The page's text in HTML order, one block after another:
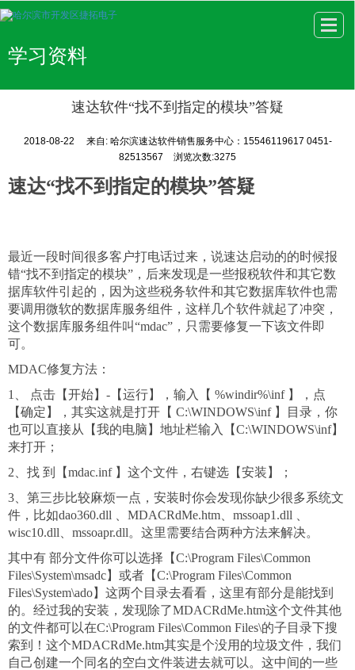
很遗憾，因您的浏览器版本过低导致无法获得最佳浏览体验，推荐下载安装谷歌浏览器！
学习资料
速达软件“找不到指定的模块”答疑
2018-08-22 来自: 哈尔滨速达软件销售服务中心：15546119617 0451-
82513567
浏览次数:3275
速达“找不到指定的模块”答疑
最近一段时间很多客户打电话过来，说速达启动的的时候报
错“找不到指定的模块”，后来发现是一些报税软件和其它数
据库软件引起的，因为这些税务软件和其它数据库软件也需
要调用微软的数据库服务组件，这样几个软件就起了冲突，
这个数据库服务组件叫“mdac”，只需要修复一下该文件即
可。
MDAC修复方法：
1
、 点击【开始】-【运行】，输入【 %windir%\inf 】，点
【确定】，其实这就是打开【 C:\WINDOWS\inf 】目录，你
也可以直接从【我的电脑】地址栏输入【C:\WINDOWS\inf】
来打开；
2 、找 到【mdac.inf 】这个文件，右键选【安装】；
3 、第三步比较麻烦一点，安装时你会发现你缺少很多系统文
件，比如dao360.dll 、MDACRdMe.htm、mssoap1.dll 、
wisc10.dll、mssoapr.dll。这里需要结合两种方法来解决。
其中有 部分文件你可以选择【C:\Program Files\Common
Files\System\msadc】或者【C:\Program Files\Common
Files\System\ado】这两个目录去看看，这里有部分是能找到
的。经过我的安装，发现除了MDACRdMe.htm这个文件其他
的文件都可以在C:\Program Files\Common Files\的子目录下搜
索到！这个MDACRdMe.htm其实是个没用的垃圾文件，我们
自己创建一个同名的空白文件装进去就可以。这中间的一些